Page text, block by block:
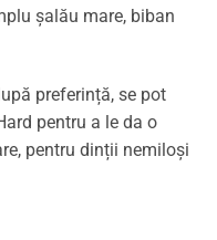
șalău mare, biban
preferință, se pot
pentru a le da o
pentru dinții nemiloși